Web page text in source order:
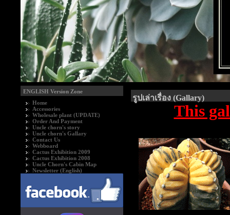
ENGLISH Version Zone
Home
Accessories
Wholesale plant (UPDATE)
Order And Payment
Uncle chorn's story
Uncle chorn's Gallary
Contact Us
Webboard
Cactus Exhibition 2009
Cactus Exhibition 2008
Uncle Chorn's Cabin Map
Newsletter (English)
รูปเล่าเรื่อง (Gallary)
This